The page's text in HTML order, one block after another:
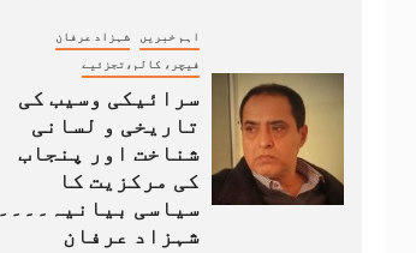
اہم خبریں شہزاد عرفان
فیچر، کالم،تجزئیے
سرائیکی وسیب کی
تاریخی و لسانی
شناخت اور پنجاب
کی مرکزیت کا
سیاسی بیانیہ۔۔۔۔
شہزاد عرفان